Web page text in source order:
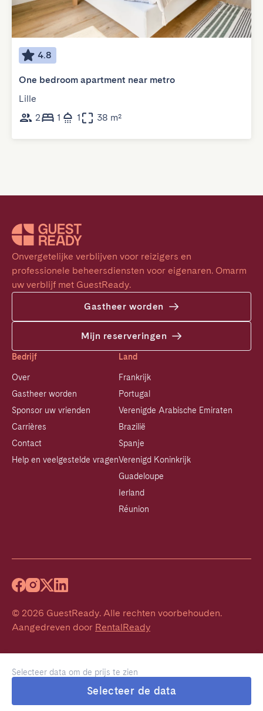
Selecteer data om de prijs te zien
Selecteer de data
4.8
One bedroom apartment near metro
Lille
2
1 1 38 m²
Onvergetelijke verblijven voor reizigers en
professionele beheersdiensten voor eigenaren. Omarm
uw verblijf met GuestReady.
Gastheer worden
Mijn reserveringen
Bedrijf
Over
Gastheer worden
Sponsor uw vrienden
Carrières
Contact
Help en veelgestelde vragen
Land
Frankrijk
Portugal
Verenigde Arabische Emiraten
Brazilië
Spanje
Verenigd Koninkrijk
Guadeloupe
Ierland
Réunion
© 2026 GuestReady. Alle rechten voorbehouden.
Aangedreven door RentalReady